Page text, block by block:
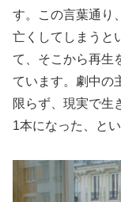
す。この言葉通り
亡くしてしまうと
て、そこから再生
ています。劇中の
限らず、現実で生
1本になった、と